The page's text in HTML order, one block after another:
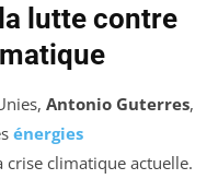
lutte contre
Antonio Guterres,
énergies
crise climatique actuelle.